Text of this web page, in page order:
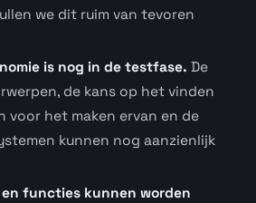
we dit ruim van tevoren
is nog in de testfase. De
de kans op het vinden
voor het maken ervan en de
kunnen nog aanzienlijk
functies kunnen worden